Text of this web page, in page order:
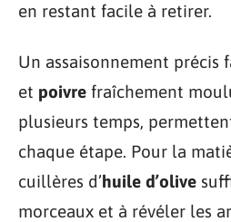
en restant facile à retirer.
Un assaisonnement précis
et poivre fraîchement
plusieurs temps,
chaque étape. Pour la
cuillères d’huile d’olive
morceaux et à révéler les